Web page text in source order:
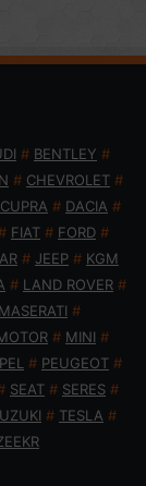
# BENTLEY #
# CHEVROLET #
CUPRA # DACIA #
FIAT # FORD #
# JEEP # KGM
# LAND ROVER #
MASERATI #
# MINI #
# PEUGEOT #
SEAT # SERES #
# TESLA #